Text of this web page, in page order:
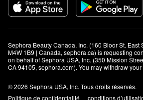
Sephora Beauty Canada, Inc. (160 Bloor St. East
M4W 1B9 | Canada, sephora.ca) is requesting
on behalf of Sephora USA, Inc. (350 Mission
CA 94105, sephora.com). You may withdraw
© 2026 Sephora USA, Inc. Tous droits réservés.
Politique de confidentialité
conditions